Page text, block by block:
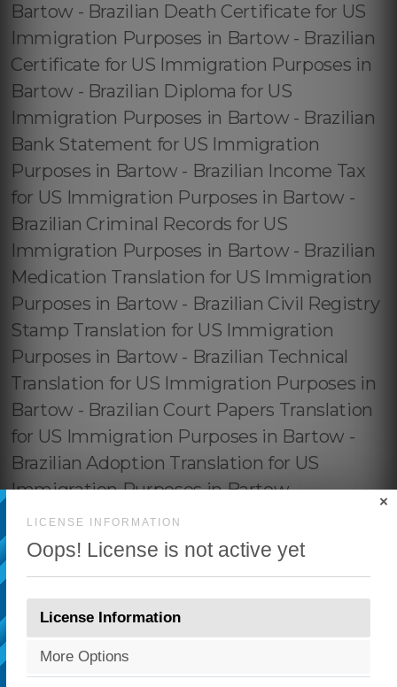
LICENSE INFORMATION
Oops! License is not active yet
×
License Information
More Options